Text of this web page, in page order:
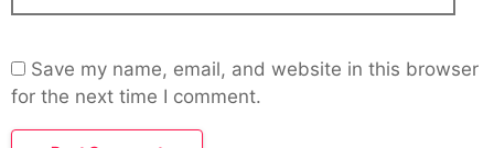
Save my name, email, and website in this browser
for the next time I comment.